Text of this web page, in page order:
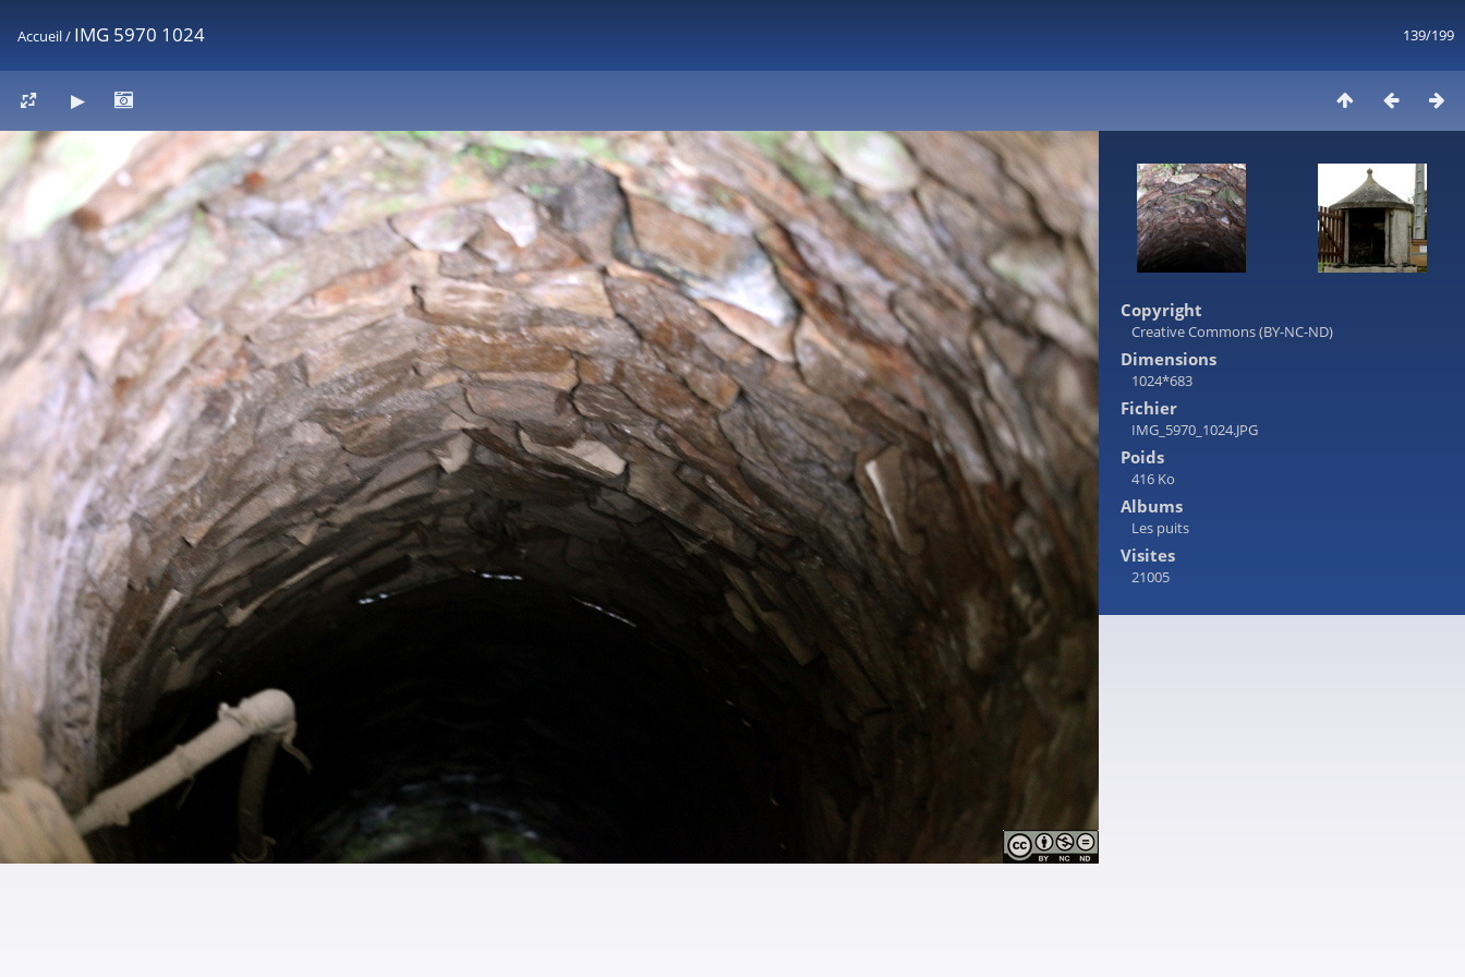
139/199
Accueil/ IMG 5970 1024
Copyright
Creative Commons (BY-NC-ND)
Dimensions
1024*683
Fichier
IMG_5970_1024.JPG
Poids
416 Ko
Albums
Les puits
Visites
21005